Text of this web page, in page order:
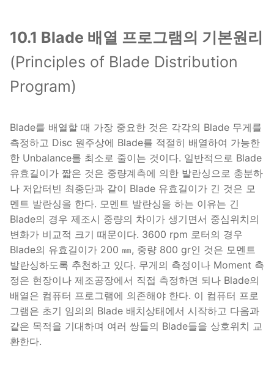
10.1 Blade 배열 프로그램의 기본원리
(Principles of Blade Distribution
Program)
Blade를 배열할 때 가장 중요한 것은 각각의 Blade 무게를
측정하고 Disc 원주상에 Blade를 적절히 배열하여 가능한
한 Unbalance를 최소로 줄이는 것이다. 일반적으로 Blade
유효길이가 짧은 것은 중량계측에 의한 발란싱으로 충분하
나 저압터빈 최종단과 같이 Blade 유효길이가 긴 것은 모
멘트 발란싱을 한다. 모멘트 발란싱을 하는 이유는 긴
Blade의 경우 제조시 중량의 차이가 생기면서 중심위치의
변화가 비교적 크기 때문이다. 3600 rpm 로터의 경우
Blade의 유효길이가 200 ㎜, 중량 800 gr인 것은 모멘트
발란싱하도록 추천하고 있다. 무게의 측정이나 Moment 측
정은 현장이나 제조공장에서 직접 측정하면 되나 Blade의
배열은 컴퓨터 프로그램에 의존해야 한다. 이 컴퓨터 프로
그램은 초기 임의의 Blade 배치상태에서 시작하고 다음과
같은 목적을 기대하며 여러 쌍들의 Blade들을 상호위치 교
환한다.